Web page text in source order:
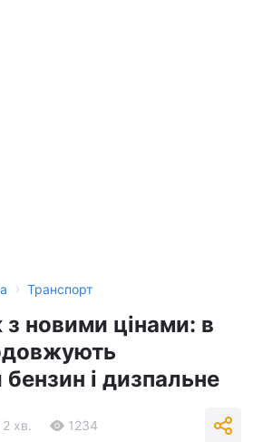
› Транспорт
з новими цінами: в
і дизпальне
2 хв. 1234